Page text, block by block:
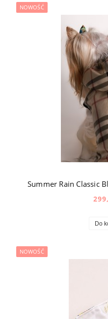
Do
NOWOŚĆ
NOWOŚĆ